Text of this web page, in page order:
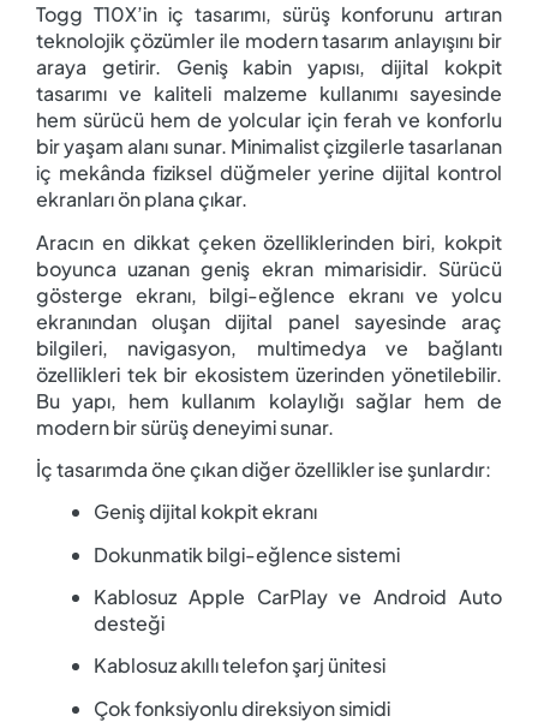
Togg T10X’in iç tasarımı, sürüş konforunu artıran
teknolojik çözümler ile modern tasarım anlayışını bir
araya getirir. Geniş kabin yapısı, dijital kokpit
tasarımı ve kaliteli malzeme kullanımı sayesinde
hem sürücü hem de yolcular için ferah ve konforlu
bir yaşam alanı sunar. Minimalist çizgilerle tasarlanan
iç mekânda fiziksel düğmeler yerine dijital kontrol
ekranları ön plana çıkar.
Aracın en dikkat çeken özelliklerinden biri, kokpit
boyunca uzanan geniş ekran mimarisidir. Sürücü
gösterge ekranı, bilgi-eğlence ekranı ve yolcu
ekranından oluşan dijital panel sayesinde araç
bilgileri, navigasyon, multimedya ve bağlantı
özellikleri tek bir ekosistem üzerinden yönetilebilir.
Bu yapı, hem kullanım kolaylığı sağlar hem de
modern bir sürüş deneyimi sunar.
İç tasarımda öne çıkan diğer özellikler ise şunlardır:
Geniş dijital kokpit ekranı
Dokunmatik bilgi-eğlence sistemi
Kablosuz Apple CarPlay ve Android Auto
desteği
Kablosuz akıllı telefon şarj ünitesi
Çok fonksiyonlu direksiyon simidi